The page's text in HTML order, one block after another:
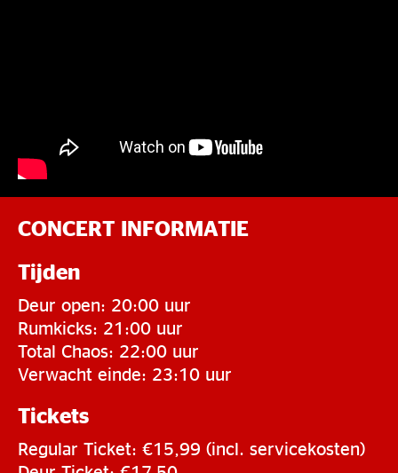
CONCERT INFORMATIE
Tijden
Deur open: 20:00 uur
Rumkicks: 21:00 uur
Total Chaos: 22:00 uur
Verwacht einde: 23:10 uur
Tickets
Regular Ticket: €15,99 (incl. servicekosten)